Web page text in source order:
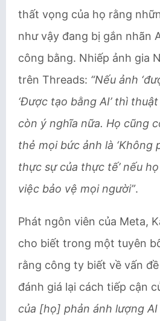
thất vọng của họ rằng
như vậy đang bị gắn nhãn
công bằng. Nhiếp ảnh gia
trên Threads: “Nếu ảnh
‘Được tạo bằng AI’ thì
còn ý nghĩa nữa. Họ cũng
thẻ mọi bức ảnh là ‘Không
thực sự của thực tế’ nếu
việc bảo vệ mọi người”.
Phát ngôn viên của Meta,
cho biết trong một tuyên
rằng công ty biết về vấn
đánh giá lại cách tiếp cận
của [họ] phản ánh lượng